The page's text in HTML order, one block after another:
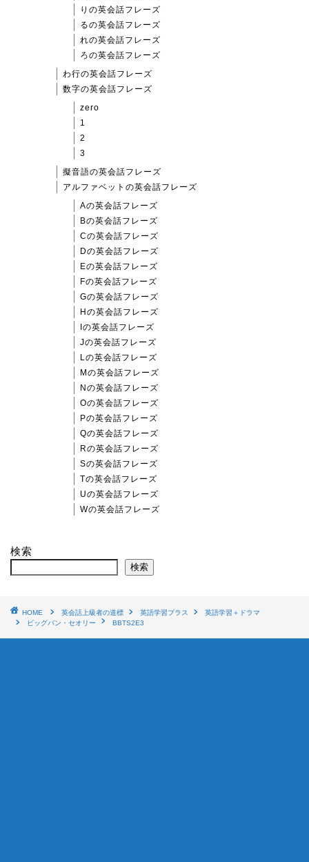
りの英会話フレーズ
るの英会話フレーズ
れの英会話フレーズ
ろの英会話フレーズ
わ行の英会話フレーズ
数字の英会話フレーズ
zero
1
2
3
擬音語の英会話フレーズ
アルファベットの英会話フレーズ
Aの英会話フレーズ
Bの英会話フレーズ
Cの英会話フレーズ
Dの英会話フレーズ
Eの英会話フレーズ
Fの英会話フレーズ
Gの英会話フレーズ
Hの英会話フレーズ
Iの英会話フレーズ
Jの英会話フレーズ
Lの英会話フレーズ
Mの英会話フレーズ
Nの英会話フレーズ
Oの英会話フレーズ
Pの英会話フレーズ
Qの英会話フレーズ
Rの英会話フレーズ
Sの英会話フレーズ
Tの英会話フレーズ
Uの英会話フレーズ
Wの英会話フレーズ
検索
検索
HOME 英会話上級者の道標 英語学習プラス
英語学習＋ドラマ
ビッグバン・セオリー
BBTS2E3